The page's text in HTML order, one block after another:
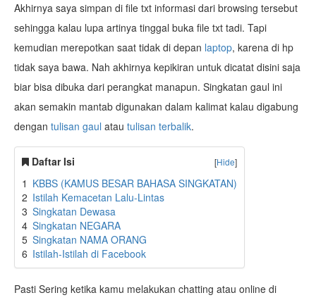
Akhirnya saya simpan di file txt informasi dari browsing tersebut
sehingga kalau lupa artinya tinggal buka file txt tadi. Tapi
kemudian merepotkan saat tidak di depan laptop, karena di hp
tidak saya bawa. Nah akhirnya kepikiran untuk dicatat disini saja
biar bisa dibuka dari perangkat manapun. Singkatan gaul ini
akan semakin mantab digunakan dalam kalimat kalau digabung
dengan tulisan gaul atau tulisan terbalik.
Daftar Isi [Hide]
1 KBBS (KAMUS BESAR BAHASA SINGKATAN)
2 Istilah Kemacetan Lalu-Lintas
3 Singkatan Dewasa
4 Singkatan NEGARA
5 Singkatan NAMA ORANG
6 Istilah-Istilah di Facebook
Pasti Sering ketika kamu melakukan chatting atau online di